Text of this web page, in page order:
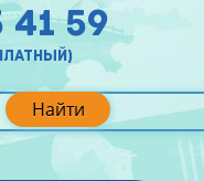
Найти
41 59